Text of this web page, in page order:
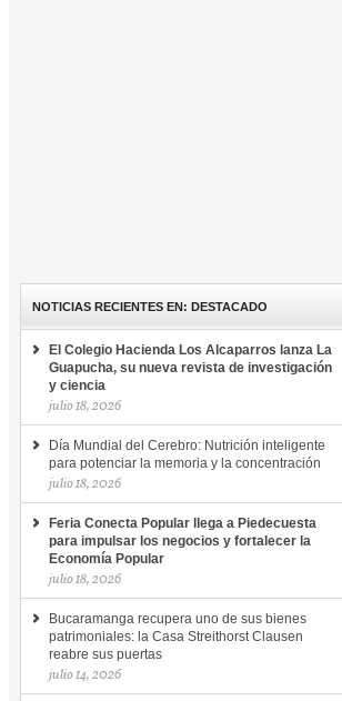
NOTICIAS RECIENTES EN: DESTACADO
El Colegio Hacienda Los Alcaparros lanza La
Guapucha, su nueva revista de investigación
y ciencia
julio 18, 2026
Día Mundial del Cerebro: Nutrición inteligente
para potenciar la memoria y la concentración
julio 18, 2026
Feria Conecta Popular llega a Piedecuesta
para impulsar los negocios y fortalecer la
Economía Popular
julio 18, 2026
Bucaramanga recupera uno de sus bienes
patrimoniales: la Casa Streithorst Clausen
reabre sus puertas
julio 14, 2026